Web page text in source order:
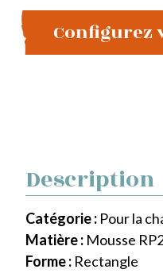
Configurez
Description
Catégorie : Pour la
Matière : Mousse
Forme : Rectangle